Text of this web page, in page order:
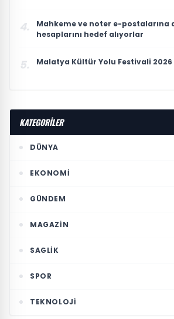
4.
Mahkeme ve noter e-postalarına
hesaplarını hedef alıyorlar
5. Malatya Kültür Yolu Festivali 2026
KATEGORİLER
DÜNYA
EKONOMI
GÜNDEM
MAGAZIN
SAGLIK
SPOR
TEKNOLOJI